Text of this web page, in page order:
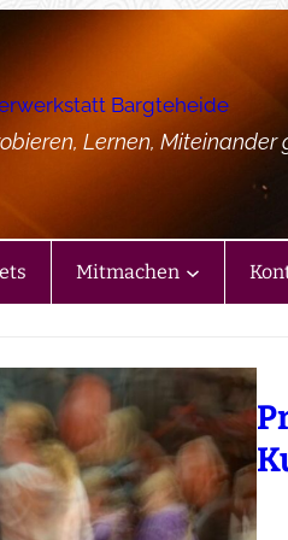
Bargteheide
Lernen, Miteinander
Mitmachen